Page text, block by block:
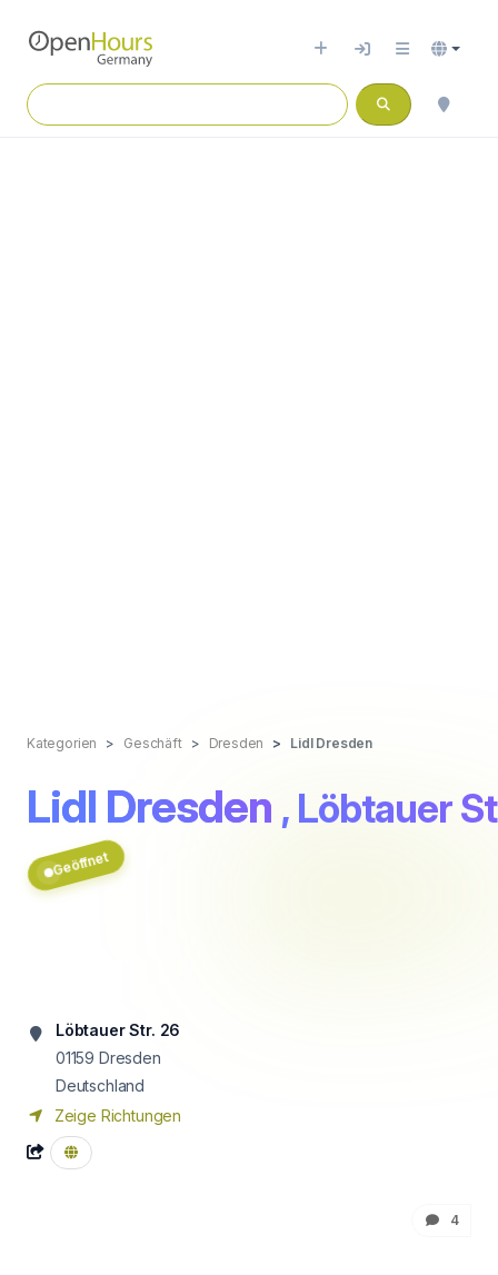
Kategorien Geschäft Dresden Lidl Dresden
Lidl Dresden , Löbtauer
Geöffnet
Löbtauer Str. 26
01159 Dresden
Deutschland
Zeige Richtungen
4